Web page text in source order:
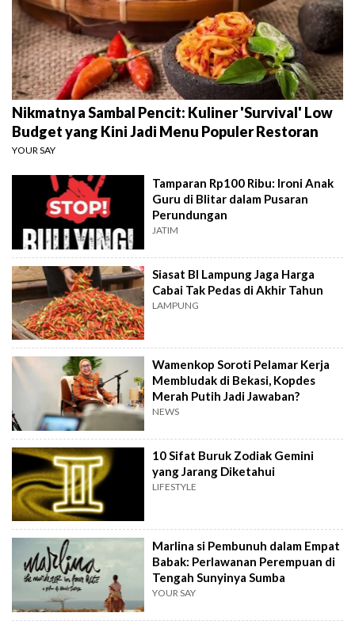
Nikmatnya Sambal Pencit: Kuliner 'Survival' Low
Budget yang Kini Jadi Menu Populer Restoran
YOUR SAY
Tamparan Rp100 Ribu: Ironi Anak
Guru di Blitar dalam Pusaran
Perundungan
JATIM
Siasat BI Lampung Jaga Harga
Cabai Tak Pedas di Akhir Tahun
LAMPUNG
Wamenkop Soroti Pelamar Kerja
Membludak di Bekasi, Kopdes
Merah Putih Jadi Jawaban?
NEWS
10 Sifat Buruk Zodiak Gemini
yang Jarang Diketahui
LIFESTYLE
Marlina si Pembunuh dalam Empat
Babak: Perlawanan Perempuan di
Tengah Sunyinya Sumba
YOUR SAY